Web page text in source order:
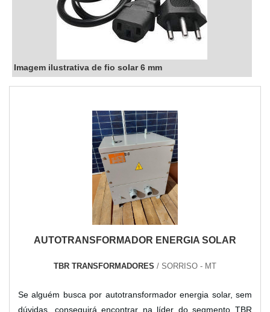
Imagem ilustrativa de fio solar 6 mm
AUTOTRANSFORMADOR ENERGIA SOLAR
TBR TRANSFORMADORES / SORRISO - MT
Se alguém busca por autotransformador energia solar, sem
dúvidas, conseguirá encontrar na líder do segmento TBR